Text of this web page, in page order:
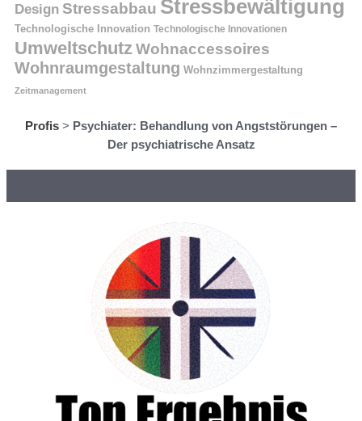
Design Stressabbau Stressbewältigung
Technologische Innovation Technologische Innovationen
Umweltschutz Wohnaccessoires
Wohnraumgestaltung Wohnzimmergestaltung
Zeitmanagement
Profis > Psychiater: Behandlung von Angststörungen –
Der psychiatrische Ansatz